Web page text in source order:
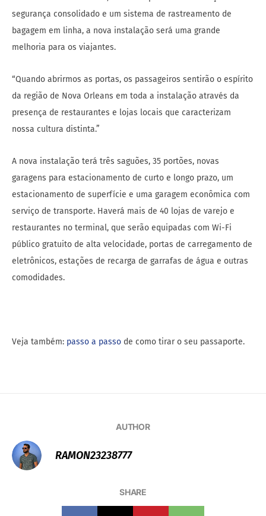
segurança consolidado e um sistema de rastreamento de
bagagem em linha, a nova instalação será uma grande
melhoria para os viajantes.
“Quando abrirmos as portas, os passageiros sentirão o espírito
da região de Nova Orleans em toda a instalação através da
presença de restaurantes e lojas locais que caracterizam
nossa cultura distinta.”
A nova instalação terá três saguões, 35 portões, novas
garagens para estacionamento de curto e longo prazo, um
estacionamento de superfície e uma garagem econômica com
serviço de transporte. Haverá mais de 40 lojas de varejo e
restaurantes no terminal, que serão equipadas com Wi-Fi
público gratuito de alta velocidade, portas de carregamento de
eletrônicos, estações de recarga de garrafas de água e outras
comodidades.
Veja também: passo a passo de como tirar o seu passaporte.
AUTHOR
RAMON23238777
SHARE